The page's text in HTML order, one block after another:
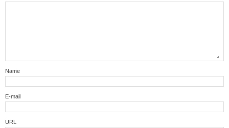
Name
E-mail
URL